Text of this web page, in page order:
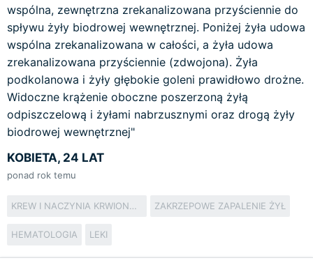
wspólna, zewnętrzna zrekanalizowana przyściennie do
spływu żyły biodrowej wewnętrznej. Poniżej żyła udowa
wspólna zrekanalizowana w całości, a żyła udowa
zrekanalizowana przyściennie (zdwojona). Żyła
podkolanowa i żyły głębokie goleni prawidłowo drożne.
Widoczne krążenie oboczne poszerzoną żyłą
odpiszczelową i żyłami nabrzusznymi oraz drogą żyły
biodrowej wewnętrznej"
KOBIETA, 24 LAT
ponad rok temu
KREW I NACZYNIA KRWIONOŚNE ZAKRZEPOWE ZAPALENIE ŻYŁ
HEMATOLOGIA LEKI